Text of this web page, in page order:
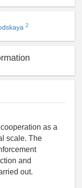
2
as a
scale. The
and
out.